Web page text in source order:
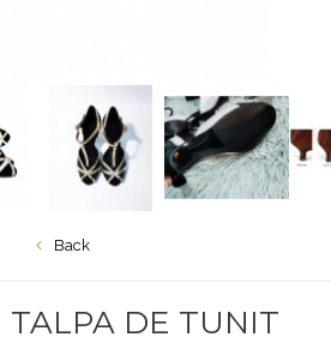
Back
TALPA DE TUNIT